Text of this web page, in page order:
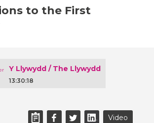
to the First
Y Llywydd / The Llywydd
13:30:18
Video